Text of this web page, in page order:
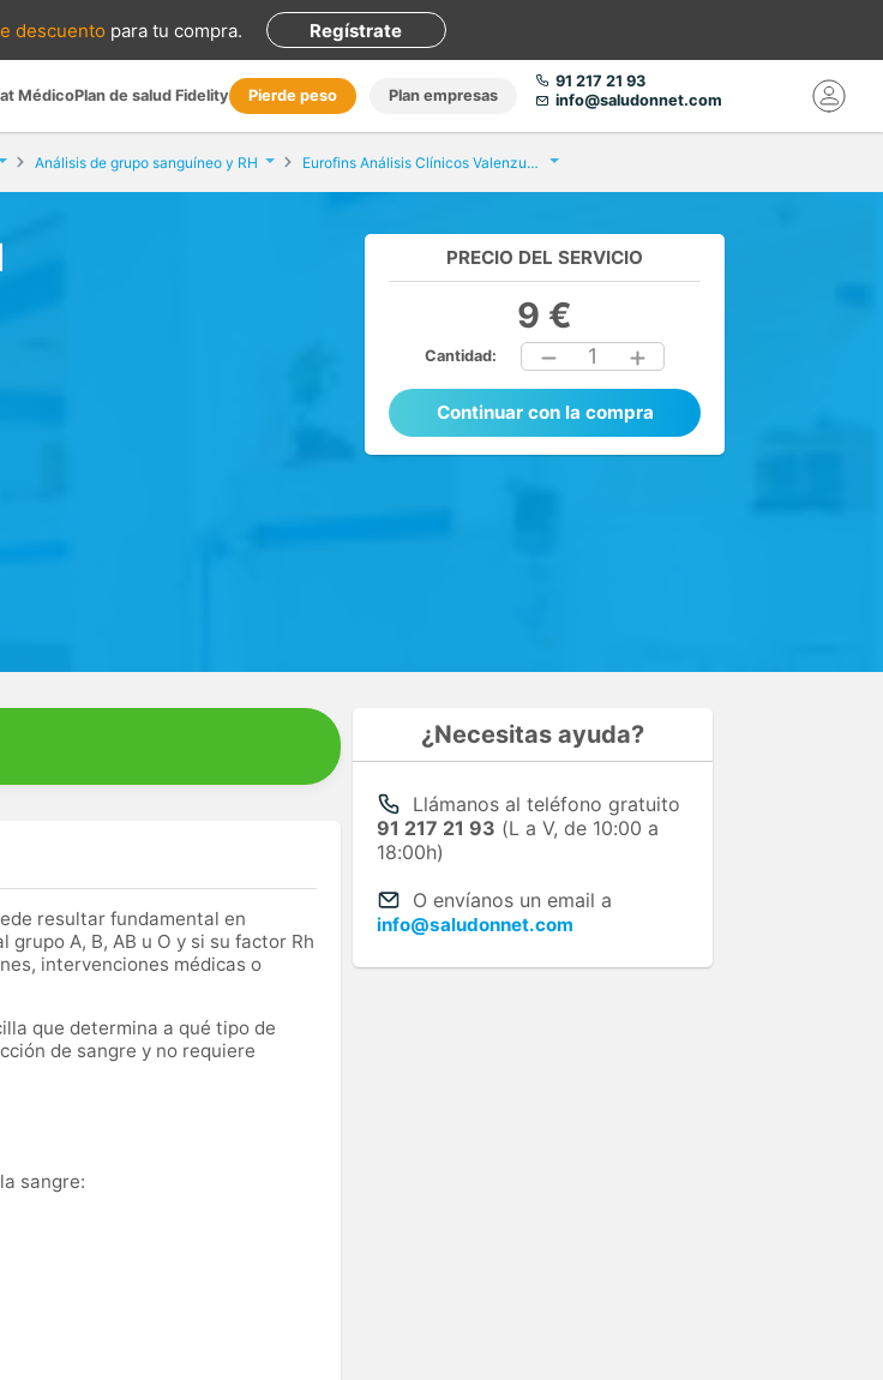
descuento para tu compra. Regístrate
MédicoPlan de salud Fidelity Pierde peso Plan empresas
91 217 21 93
info@saludonnet.com
Análisis de grupo sanguíneo y RH Eurofins Análisis Clínicos Valenzuela Vigo
PRECIO DEL SERVICIO
9 €
Cantidad: 1
Continuar con la compra
resultar fundamental en
A, B, AB u O y si su factor Rh
intervenciones médicas o
que determina a qué tipo de
de sangre y no requiere
sangre:
¿Necesitas ayuda?
Llámanos al teléfono gratuito
91 217 21 93 (L a V, de 10:00 a
18:00h)
O envíanos un email a
info@saludonnet.com